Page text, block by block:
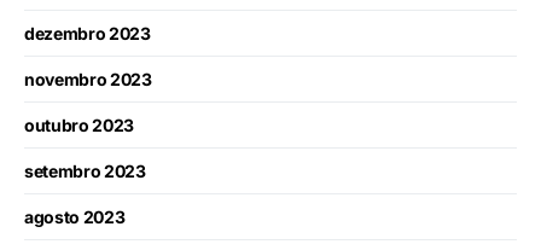
dezembro 2023
novembro 2023
outubro 2023
setembro 2023
agosto 2023